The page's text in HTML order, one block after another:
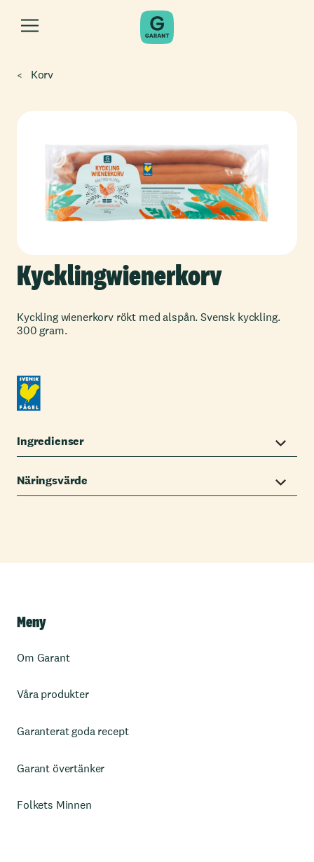
Korv
Kycklingwienerkorv
Kyckling wienerkorv rökt med alspån. Svensk kyckling.
300 gram.
Ingredienser
Näringsvärde
Meny
Om Garant
Våra produkter
Garanterat goda recept
Garant övertänker
Folkets Minnen